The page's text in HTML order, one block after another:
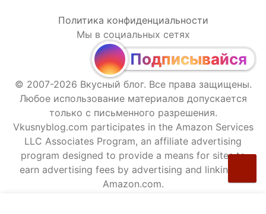
Политика конфиденциальности
Мы в социальных сетях
Подписывайся
© 2007-2026 Вкусный блог. Все права защищены.
Любое использование материалов допускается
только с письменного разрешения.
Vkusnyblog.com participates in the Amazon Services
LLC Associates Program, an affiliate advertising
program designed to provide a means for sites to
earn advertising fees by advertising and linking to
Amazon.com.